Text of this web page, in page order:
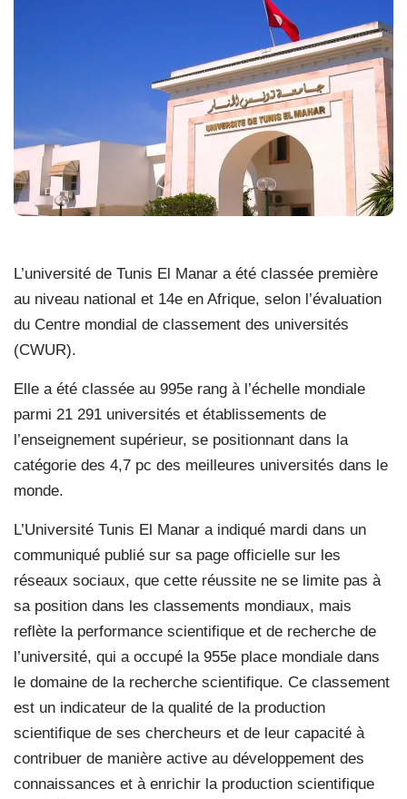
L’université de Tunis El Manar a été classée première
au niveau national et 14e en Afrique, selon l’évaluation
du Centre mondial de classement des universités
(CWUR).
Elle a été classée au 995e rang à l’échelle mondiale
parmi 21 291 universités et établissements de
l’enseignement supérieur, se positionnant dans la
catégorie des 4,7 pc des meilleures universités dans le
monde.
L’Université Tunis El Manar a indiqué mardi dans un
communiqué publié sur sa page officielle sur les
réseaux sociaux, que cette réussite ne se limite pas à
sa position dans les classements mondiaux, mais
reflète la performance scientifique et de recherche de
l’université, qui a occupé la 955e place mondiale dans
le domaine de la recherche scientifique. Ce classement
est un indicateur de la qualité de la production
scientifique de ses chercheurs et de leur capacité à
contribuer de manière active au développement des
connaissances et à enrichir la production scientifique